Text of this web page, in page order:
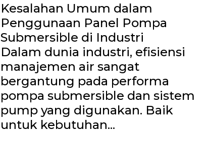
Kesalahan Umum dalam
Penggunaan Panel Pompa
Submersible di Industri
Dalam dunia industri, efisiensi
manajemen air sangat
bergantung pada performa
pompa submersible dan sistem
pump yang digunakan. Baik
untuk kebutuhan...